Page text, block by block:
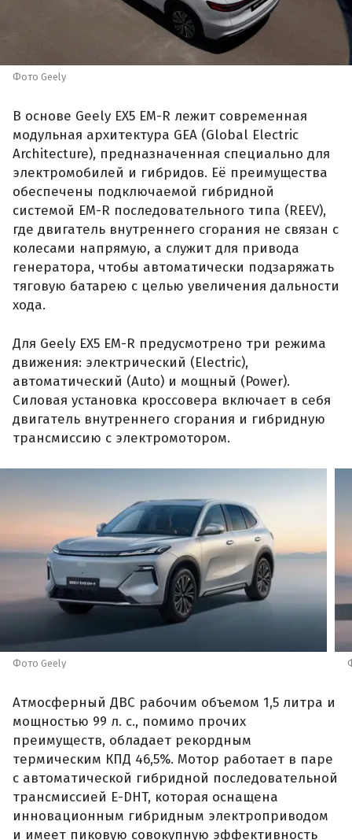
Фото Geely
В основе Geely EX5 EM-R лежит современная
модульная архитектура GEA (Global Electric
Architecture), предназначенная специально для
электромобилей и гибридов. Её преимущества
обеспечены подключаемой гибридной
системой EM-R последовательного типа (REEV),
где двигатель внутреннего сгорания не связан с
колесами напрямую, а служит для привода
генератора, чтобы автоматически подзаряжать
тяговую батарею с целью увеличения дальности
хода.
Для Geely EX5 EM-R предусмотрено три режима
движения: электрический (Electric),
автоматический (Auto) и мощный (Power).
Силовая установка кроссовера включает в себя
двигатель внутреннего сгорания и гибридную
трансмиссию с электромотором.
Фото Geely
Атмосферный ДВС рабочим объемом 1,5 литра и
мощностью 99 л. с., помимо прочих
преимуществ, обладает рекордным
термическим КПД 46,5%. Мотор работает в паре
с автоматической гибридной последовательной
трансмиссией E-DHT, которая оснащена
инновационным гибридным электроприводом
и имеет пиковую совокупную эффективность